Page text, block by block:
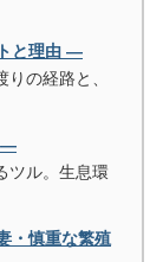
と理由 ―
の経路と、
―
ツル。生息環
・慎重な繁殖